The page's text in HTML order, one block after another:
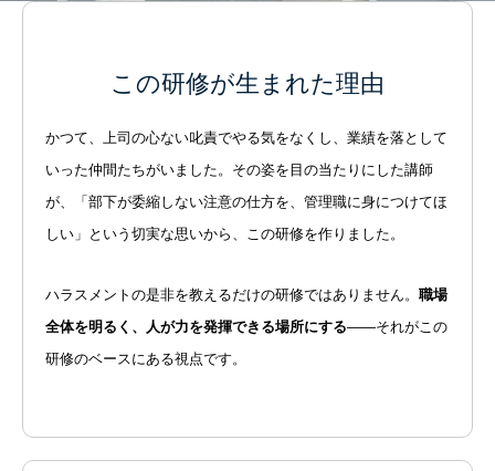
この研修が生まれた理由
かつて、上司の心ない叱責でやる気をなくし、業績を落として
いった仲間たちがいました。その姿を目の当たりにした講師
が、「部下が委縮しない注意の仕方を、管理職に身につけてほ
しい」という切実な思いから、この研修を作りました。
ハラスメントの是非を教えるだけの研修ではありません。 職場
全体を明るく、人が力を発揮できる場所にする——それがこの
研修のベースにある視点です。